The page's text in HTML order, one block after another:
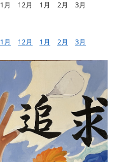
12月 1月 2月 3月
月 12月 1月 2月 3月